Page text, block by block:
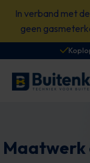
content
In verband met
geen
Maatwerk